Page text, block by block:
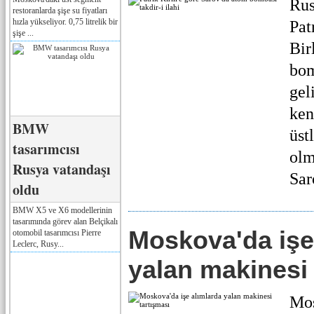
restoranlarda şişe su fiyatları
hızla yükseliyor. 0,75 litrelik bir
şişe ...
BMW
tasarımcısı
Rusya vatandaşı
oldu
BMW X5 ve X6 modellerinin
tasarımında görev alan Belçikalı
otomobil tasarımcısı Pierre
Leclerc, Rusy...
Moskova'da
yalan makinesi